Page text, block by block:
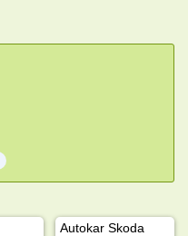
Autokar Skoda